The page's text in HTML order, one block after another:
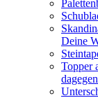
Deine
Topper